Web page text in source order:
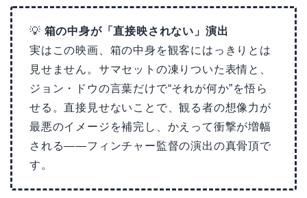
💡 箱の中身が「直接映されない」演出
実はこの映画、箱の中身を観客にはっきりとは
見せません。サマセットの凍りついた表情と、
ジョン・ドウの言葉だけで“それが何か”を悟ら
せる。直接見せないことで、観る者の想像力が
最悪のイメージを補完し、かえって衝撃が増幅
される——フィンチャー監督の演出の真骨頂で
す。